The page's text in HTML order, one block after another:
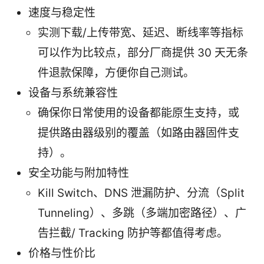
速度与稳定性
实测下载/上传带宽、延迟、断线率等指标
可以作为比较点，部分厂商提供 30 天无条
件退款保障，方便你自己测试。
设备与系统兼容性
确保你日常使用的设备都能原生支持，或
提供路由器级别的覆盖（如路由器固件支
持）。
安全功能与附加特性
Kill Switch、DNS 泄漏防护、分流（Split
Tunneling）、多跳（多端加密路径）、广
告拦截/ Tracking 防护等都值得考虑。
价格与性价比